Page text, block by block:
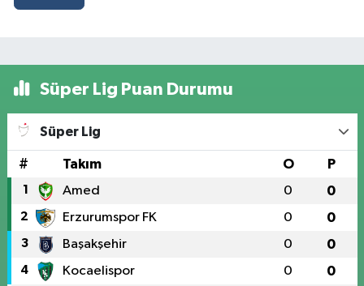
Süper Lig Puan Durumu
Süper Lig
# Takım O P
1 Amed 0 0
2 Erzurumspor FK 0 0
3 Başakşehir 0 0
4 Kocaelispor 0 0